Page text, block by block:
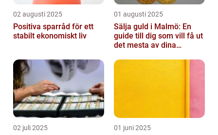
02 augusti 2025
Positiva sparråd för ett
stabilt ekonomiskt liv
01 augusti 2025
Sälja guld i Malmö: En
guide till dig som vill få ut
det mesta av dina
02 juli 2025 01 juni 2025